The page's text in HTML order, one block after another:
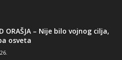
ORAŠJA – Nije bilo vojnog cilja,
osveta